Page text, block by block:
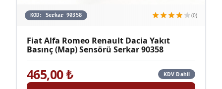
KOD: Serkar 90358 (0)
Fiat Alfa Romeo Renault Dacia Yakıt
Basınç (Map) Sensörü Serkar 90358
465,00₺ KDV Dahil